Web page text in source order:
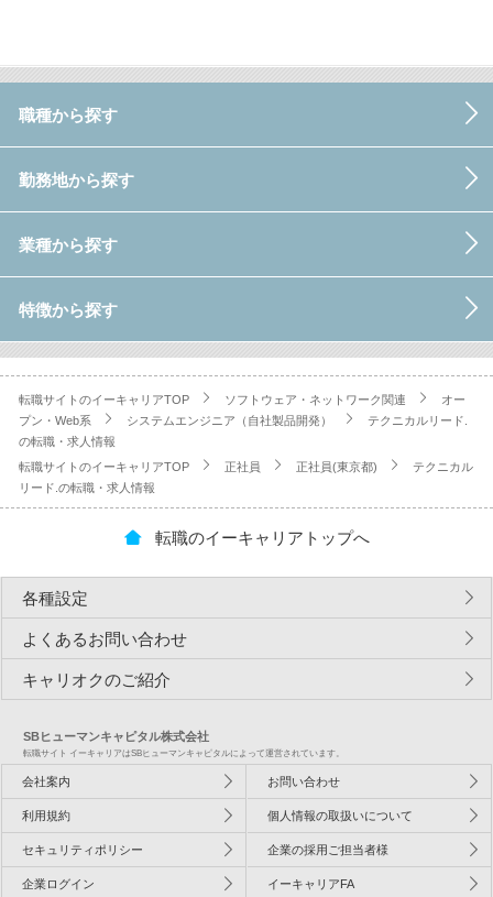
職種から探す
勤務地から探す
業種から探す
特徴から探す
転職サイトのイーキャリアTOP ソフトウェア・ネットワーク関連
オー
プン・Web系
システムエンジニア（自社製品開発）
テクニカルリード.
の転職・求人情報
転職サイトのイーキャリアTOP
正社員 正社員(東京都)
テクニカル
リード.の転職・求人情報
転職のイーキャリアトップへ
各種設定
よくあるお問い合わせ
キャリオクのご紹介
SBヒューマンキャピタル株式会社
転職サイト イーキャリアはSBヒューマンキャピタルによって運営されています。
会社案内 お問い合わせ
利用規約 個人情報の取扱いについて
セキュリティポリシー 企業の採用ご担当者様
企業ログイン イーキャリアFA